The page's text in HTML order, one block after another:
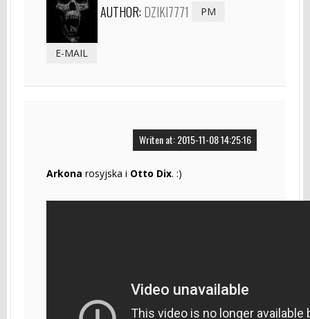
AUTHOR: DZIKI7771 PM
E-MAIL
Writen at: 2015-11-08 14:25:16
Arkona rosyjska i Otto Dix. :)